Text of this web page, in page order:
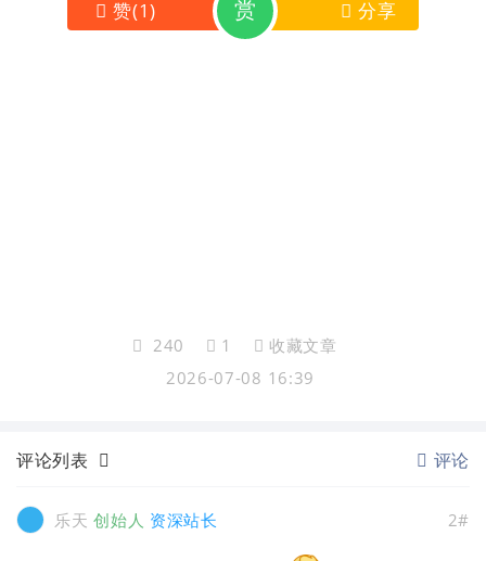
赞(1) 赏 分享
240 1
收藏文章
2026-07-08 16:39
评论列表 评论
乐天 创始人 资深站长 2#